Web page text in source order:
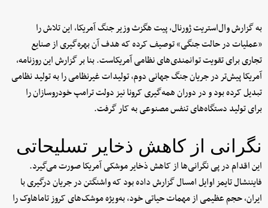
به گزارش وال‌استریت ژورنال، پیت هگزث وزیر جنگ آمریکا، این تلاش را
«عملیات در حالت جنگی» توصیف کرده که هدف آن بهره‌گیری از صنایع
تجاری برای تقویت توانمندی‌های نظامی آمریکاست. بنا بر گزارش این روزنامه،
آمریکا پیش‌تر در جریان جنگ جهانی دوم، تولیدات غیرنظامی را به تولید نظامی
تبدیل کرده بود و در دوران همه‌گیری کرونا نیز دولت ترامپ خودروسازان را
برای تولید دستگاه‌های تنفس مصنوعی به کار گرفت.
نگرانی از کاهش ذخایر تسلیحاتی
این اقدام در پی نگرانی‌ها از کاهش ذخایر موشکی آمریکا صورت می‌گیرد.
فایننشال تایمز اوایل امسال گزارش داده بود که واشنگتن در جریان درگیری با
ایران، حجم عظیمی از مهمات حیاتی خود، به‌ویژه موشک‌های کروز تاماهاوک را